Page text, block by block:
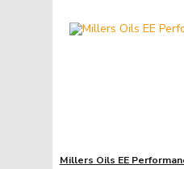
Millers Oils EE